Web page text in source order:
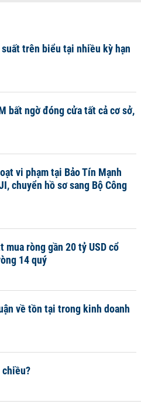
trên biểu tại nhiều kỳ hạn
bất ngờ đóng cửa tất cả cơ sở,
vi phạm tại Bảo Tín Mạnh
chuyển hồ sơ sang Bộ Công
mua ròng gần 20 tỷ USD cổ
14 quý
về tồn tại trong kinh doanh
chiều?